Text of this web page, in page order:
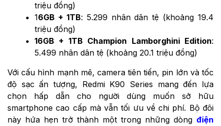
triệu đồng)
16GB + 1TB: 5.299 nhân dân tệ (khoảng 19.4
triệu đồng)
16GB + 1TB Champion Lamborghini Edition:
5.499 nhân dân tệ (khoảng 20.1 triệu đồng)
Với cấu hình mạnh mẽ, camera tiên tiến, pin lớn và tốc
độ sạc ấn tượng, Redmi K90 Series mang đến lựa
chọn hấp dẫn cho người dùng muốn sở hữu
smartphone cao cấp mà vẫn tối ưu về chi phí. Bộ đôi
này hứa hẹn trở thành một trong những dòng điện